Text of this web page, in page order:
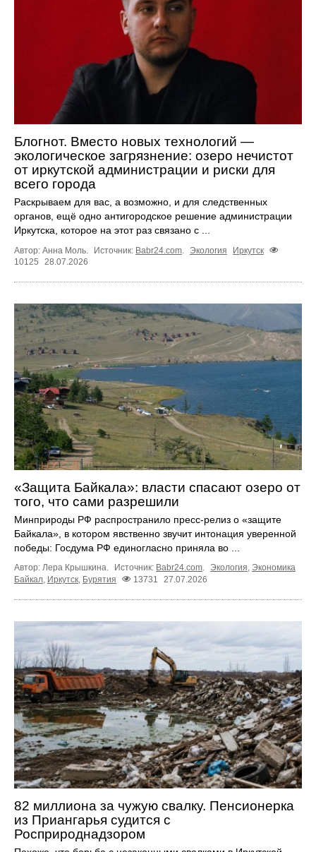
Блогнот. Вместо новых технологий —
экологическое загрязнение: озеро нечистот
от иркутской администрации и риски для
всего города
Раскрываем для вас, а возможно, и для следственных
органов, ещё одно антигородское решение администрации
Иркутска, которое на этот раз связано с ...
Автор: Анна Моль. Источник: Babr24.com Экология
Иркутск
10125
28.07.2026
«Защита Байкала»: власти спасают озеро от
того, что сами разрешили
Минприроды РФ распространило пресс-релиз о «защите
Байкала», в котором явственно звучит интонация уверенной
победы: Госдума РФ единогласно приняла во ...
Автор: Лера Крышкина. Источник: Babr24.com. Экология, Экономика
Байкал, Иркутск, Бурятия 13731 27.07.2026
82 миллиона за чужую свалку. Пенсионерка
из Приангарья судится с
Росприроднадзором